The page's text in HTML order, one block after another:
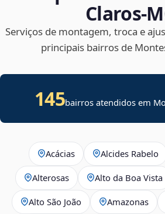
Serviços de montagem, troca e
principais bairros de
145bairros atendidos em
Acácias Alcides Rabelo
Alterosas Alto da Boa Vista
Alto São João Amazonas